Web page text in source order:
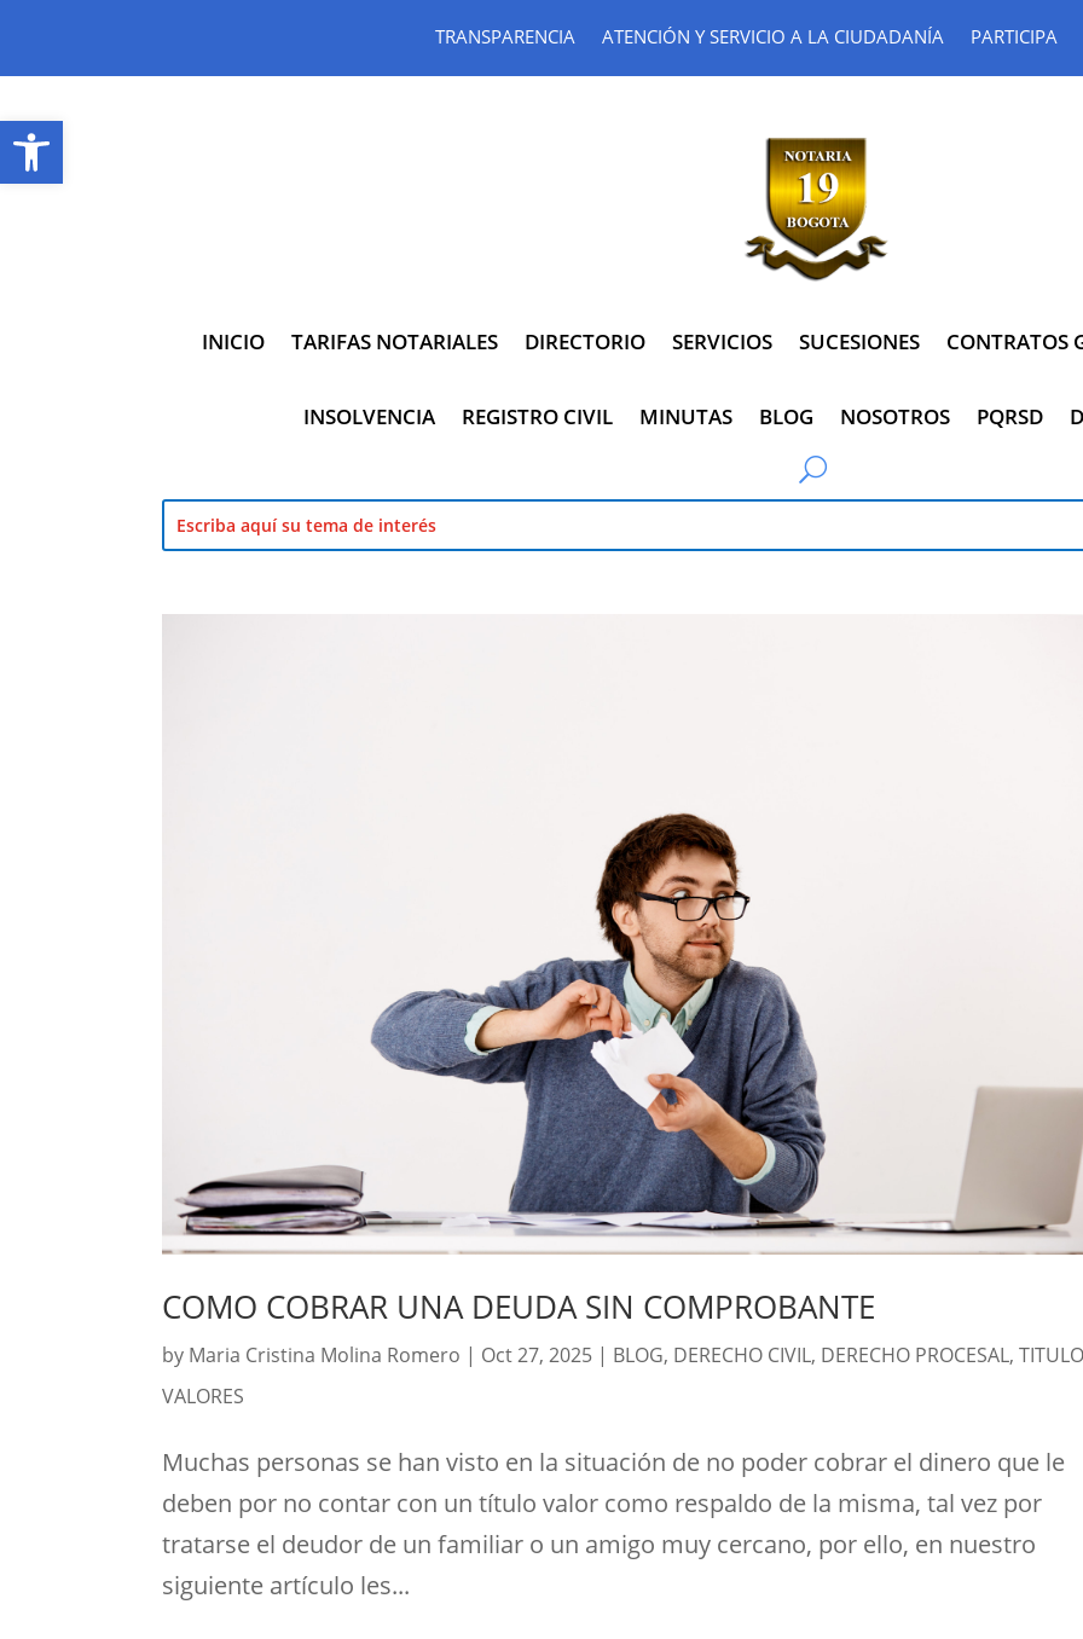
Abrir barra de herramientas
TRANSPARENCIA ATENCIÓN Y SERVICIO A LA CIUDADANÍA PARTICIPA
INICIO TARIFAS NOTARIALES DIRECTORIO SERVICIOS SUCESIONES CONTRATOS
INSOLVENCIA REGISTRO CIVIL MINUTAS BLOG NOSOTROS PQRSD
COMO COBRAR UNA DEUDA SIN COMPROBANTE
by Maria Cristina Molina Romero | Oct 27, 2025 | BLOG, DERECHO CIVIL, DERECHO PROCESAL,
VALORES
Muchas personas se han visto en la situación de no poder cobrar el dinero que le
deben por no contar con un título valor como respaldo de la misma, tal vez por
tratarse el deudor de un familiar o un amigo muy cercano, por ello, en nuestro
siguiente artículo les...